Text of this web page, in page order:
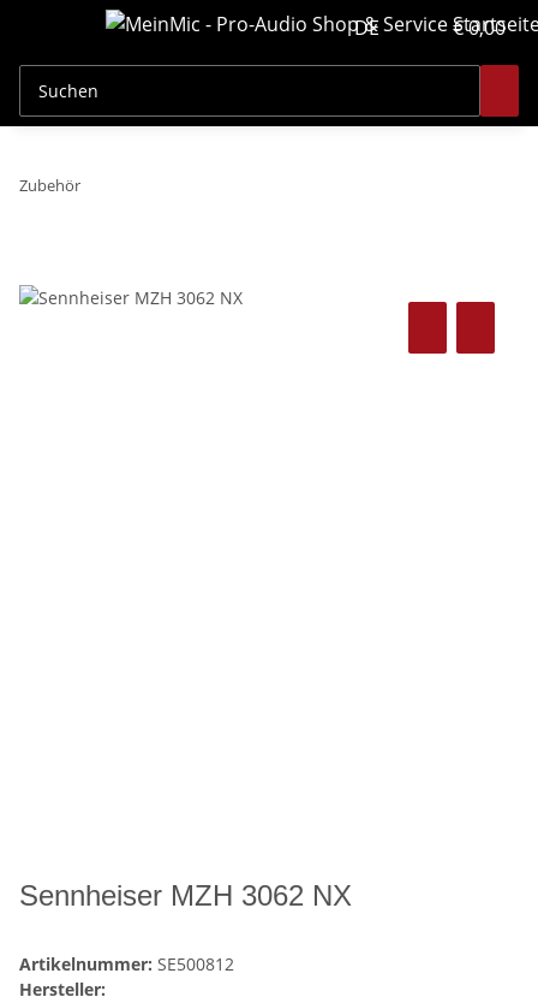
DE € 0,00
Zubehör
Sennheiser MZH 3062 NX
Artikelnummer: SE500812
Hersteller: